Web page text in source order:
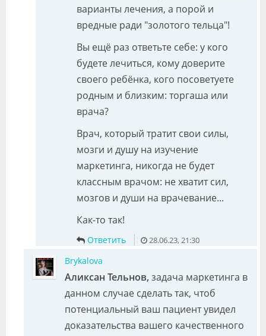
варианты лечения, а порой и
вредные ради "золотого тельца"!
Вы ещё раз ответьте себе: у кого
будете лечиться, кому доверите
своего ребёнка, кого посоветуете
родным и близким: торгаша или
врача?
Врач, который тратит свои силы,
мозги и душу на изучение
маркетинга, никогда не будет
классным врачом: не хватит сил,
мозгов и души на врачевание...
Как-то так!
Ответить 28.06.23, 21:30
Brykalova
Аликсан Тельнов, задача маркетинга в
данном случае сделать так, чтоб
потенциальный ваш пациент увидел
доказательства вашего качественного